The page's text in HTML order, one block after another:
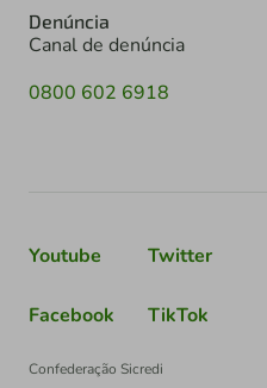
Denúncia
Canal de denúncia
0800 602 6918
Youtube Twitter
Facebook TikTok
Confederação Sicredi